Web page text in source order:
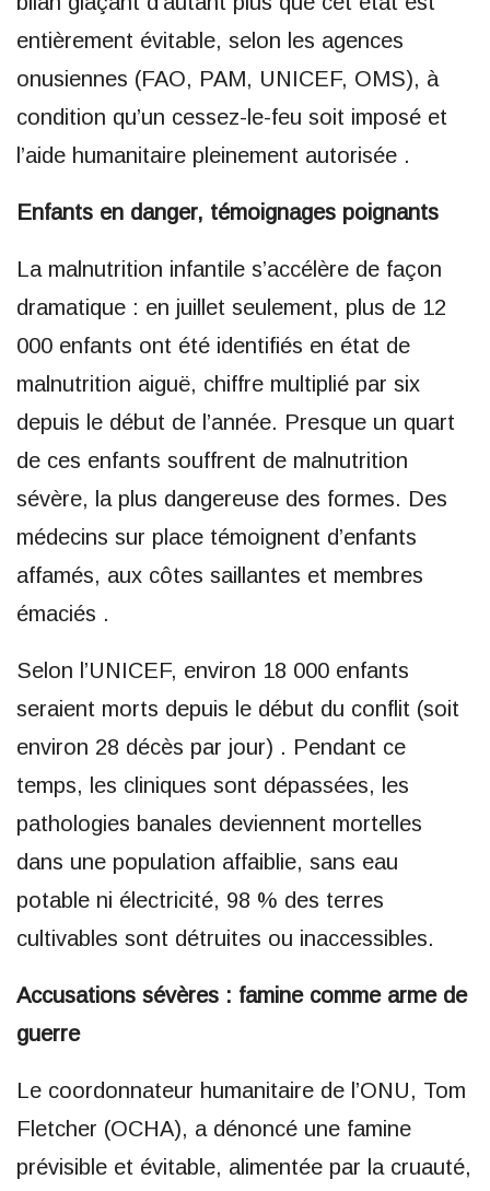
entièrement évitable, selon les agences
onusiennes (FAO, PAM, UNICEF, OMS), à
condition qu’un cessez-le-feu soit imposé et
l’aide humanitaire pleinement autorisée .
Enfants en danger, témoignages poignants
La malnutrition infantile s’accélère de façon
dramatique : en juillet seulement, plus de 12
000 enfants ont été identifiés en état de
malnutrition aiguë, chiffre multiplié par six
depuis le début de l’année. Presque un quart
de ces enfants souffrent de malnutrition
sévère, la plus dangereuse des formes. Des
médecins sur place témoignent d’enfants
affamés, aux côtes saillantes et membres
émaciés .
Selon l’UNICEF, environ 18 000 enfants
seraient morts depuis le début du conflit (soit
environ 28 décès par jour) . Pendant ce
temps, les cliniques sont dépassées, les
pathologies banales deviennent mortelles
dans une population affaiblie, sans eau
potable ni électricité, 98 % des terres
cultivables sont détruites ou inaccessibles.
Accusations sévères : famine comme arme de
guerre
Le coordonnateur humanitaire de l’ONU, Tom
Fletcher (OCHA), a dénoncé une famine
prévisible et évitable, alimentée par la cruauté,